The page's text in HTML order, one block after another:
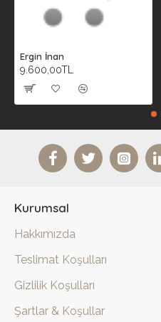
Ergin İnan
9.600,00TL
Kurumsal
Hakkımızda
Teslimat Koşulları
Gizlilik Koşulları
Şartlar & Koşullar